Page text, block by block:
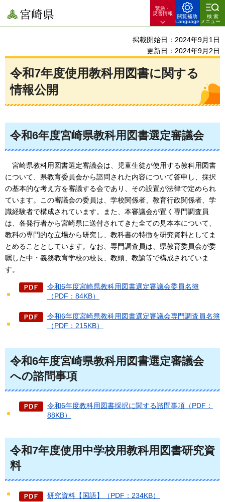
宮崎県
緊急・
災害情報
閲覧補助
Language
検索
メニュー
掲載開始日：2024年9月1日
更新日：2024年9月2日
令和7年度使用教科用図書に関する
情報公開
令和6年度宮崎県教科用図書選定審議会
宮崎県教科用図書選定審議会は、
児童生徒が使用する教科用図書
について、県教育委員会から諮問された内容について答申し、採択
の基本的な考え方を審議する会であり、その設置が法律で定められ
ています。この審議会の委員は、学校関係者、教育行政関係者、学
識経験者で構成されています。また、本審議会が置く専門調査員
は、各発行者から宮崎県に送付されてきた全ての見本本について、
教科の専門的な立場から研究し、教科書の特徴を研究資料としてま
とめることとしています。なお、専門調査員は、県教育委員会が委
嘱した中・義務教育学校の校長、教頭、教諭等で構成されていま
す。
令和6年度宮崎県教科用図書選定審議会委員名簿
（PDF：84KB）
令和6年度宮崎県教科用図書選定審議会専門調査員名簿
（PDF：215KB）
令和6年度宮崎県教科用図書選定審議会
への諮問事項
令和6年度教科用図書採択に関する諮問事項（PDF：
88KB）
令和7年度使用中学校用教科用図書研究資
料
研究資料【国語】（PDF：234KB）